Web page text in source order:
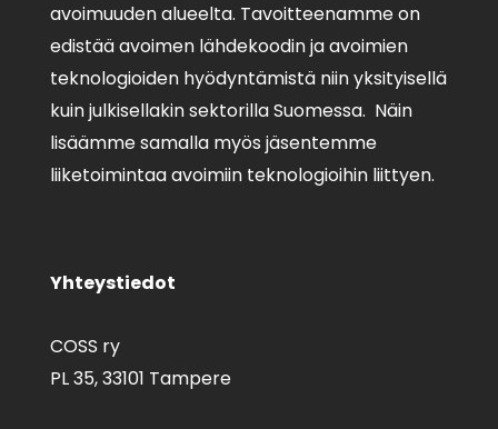
avoimuuden alueelta. Tavoitteenamme on
edistää avoimen lähdekoodin ja avoimien
teknologioiden hyödyntämistä niin yksityisellä
kuin julkisellakin sektorilla Suomessa. Näin
lisäämme samalla myös jäsentemme
liiketoimintaa avoimiin teknologioihin liittyen.
Yhteystiedot
COSS ry
PL 35,33101 Tampere